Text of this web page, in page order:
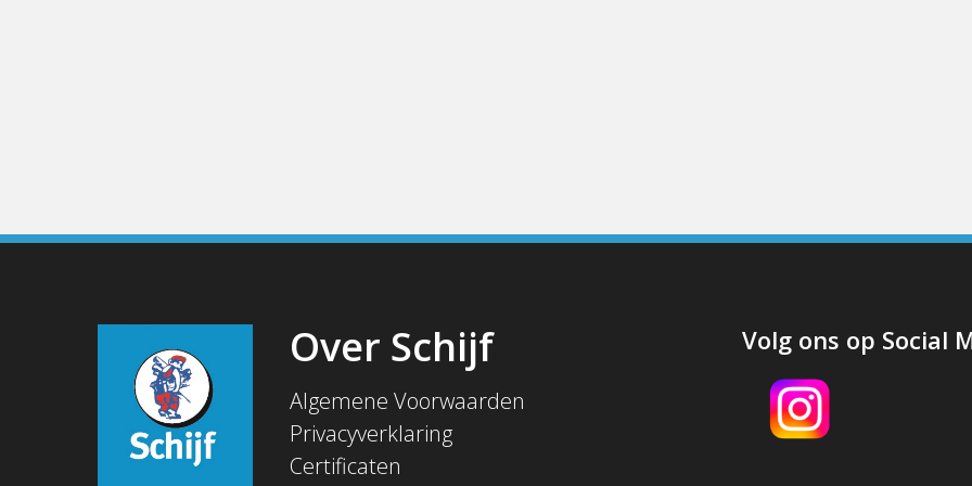
Over Schijf
Algemene Voorwaarden
Privacyverklaring
Certificaten
Volg ons op Social